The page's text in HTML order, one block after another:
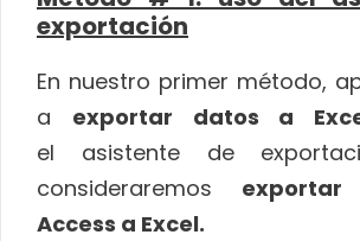
exportación
En nuestro primer método,
a exportar datos a
el asistente de
consideraremos
Access a Excel.